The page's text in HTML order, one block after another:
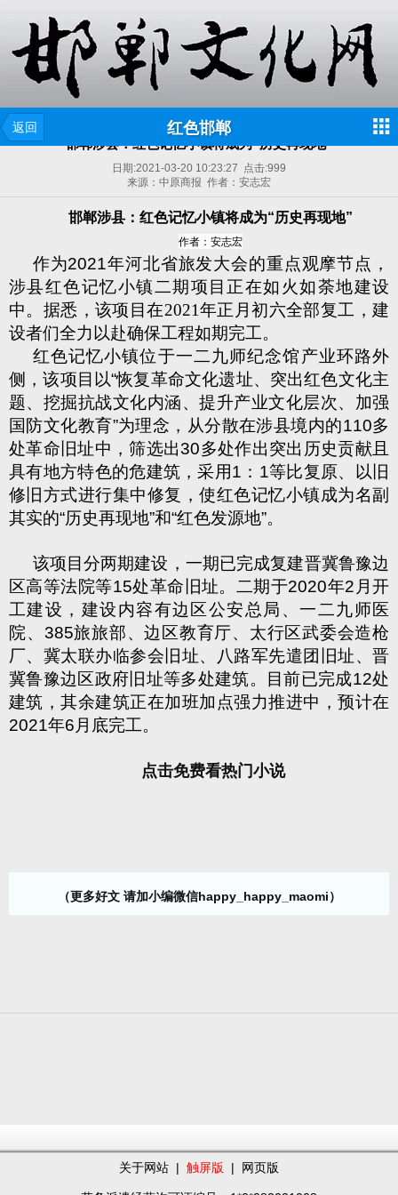
返回 红色邯郸
邯郸涉县：红色记忆小镇将成为“历史再现地”
日期:2021-03-20 10:23:27 点击:999
来源：中原商报 作者：安志宏
邯郸涉县：红色记忆小镇将成为“历史再现地”
作者：安志宏
作为2021年河北省旅发大会的重点观摩节点，
涉县红色记忆小镇二期项目正在如火如荼地建设
中。据悉，该项目在2021年正月初六全部复工，建
设者们全力以赴确保工程如期完工。
红色记忆小镇位于一二九师纪念馆产业环路外
侧，该项目以“恢复革命文化遗址、突出红色文化主
题、挖掘抗战文化内涵、提升产业文化层次、加强
国防文化教育”为理念，从分散在涉县境内的110多
处革命旧址中，筛选出30多处作出突出历史贡献且
具有地方特色的危建筑，采用1 ： 1等比复原、以旧
修旧方式进行集中修复，使红色记忆小镇成为名副
其实的“历史再现地”和“红色发源地”。
该项目分两期建设，一期已完成复建晋冀鲁豫边
区高等法院等15处革命旧址。二期于2020年2 月开
工建设，建设内容有边区公安总局、一二九师医
院、 385旅旅部、边区教育厅、太行区武委会造枪
厂、冀太联办临参会旧址、八路军先遣团旧址、晋
冀鲁豫边区政府旧址等多处建筑。目前已完成12处
建筑，其余建筑正在加班加点强力推进中，预计在
2021年6 月底完工。
点击免费看热门小说
（更多好文 请加小编微信happy_happy_maomi）
关于网站 | 触屏版 | 网页版